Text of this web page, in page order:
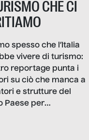
CHE CI
spesso che l’Italia
vivere di turismo:
reportage punta i
su ciò che manca a
e strutture del
Paese per